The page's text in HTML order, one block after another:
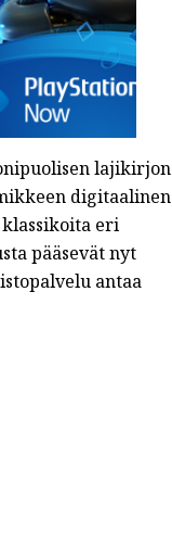
lajikirjon
digitaalinen
eri
pääsevät nyt
antaa